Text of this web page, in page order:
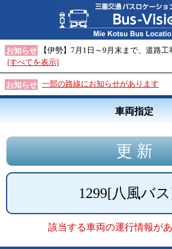
お知らせ
【伊勢】7月1日～9月末まで、道路
[すべてを表示]
お知らせ 一部の路線にお知らせがあります
車両指定
1299[八風バス
該当する車両の運行情報があ